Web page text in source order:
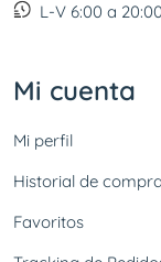
L-V 6:00 a
Mi cuenta
Mi perfil
Historial de
Favoritos